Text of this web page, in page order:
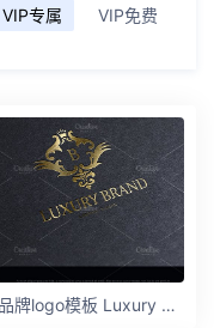
VIP专属 VIP免费
奢侈品牌logo模板 Luxury Brand Logo